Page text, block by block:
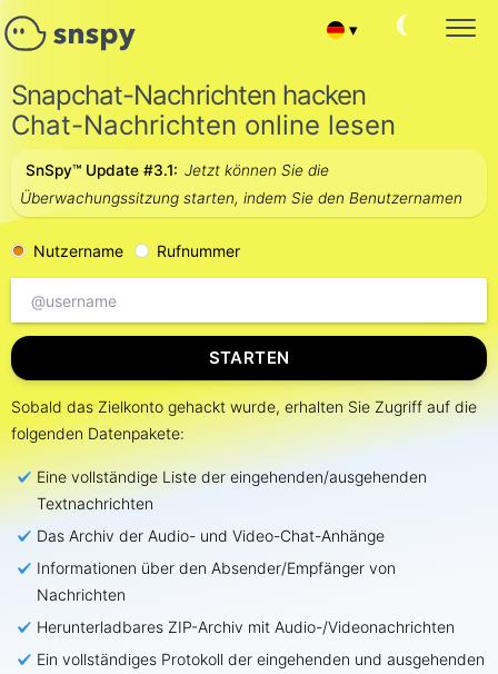
▾
Español
Français
English
中文
Portuguese (Brazil)
Italiano
SNAPCHAT PASSWORT HACK
Überwachung des Zielkontos
SNAPCHAT-KONVERSATIONEN LESEN
Chat-Nachrichten lesen
FREUNDE UND ABONNENTEN VERFOLGEN
SNAPCHAT-KONTO WIEDERHERSTELLEN
Gelöschten Chat wiederherstellen
SNAPCHAT AKTUELLER STANDORT
Herausfinden, wo sich der Nutzer befindet
SNAPCHAT-ANRUFE HACKEN
Hack Snapchat Kontaktliste
Gruppenchat-Hack-App
FAQ
Partnerprogramm
Eigenschaften
Snapchat-Nachrichten hacken
Chat-Nachrichten online lesen
SnSpy™ Update #3.1: Jetzt können Sie die
Überwachungssitzung starten, indem Sie den Benutzernamen
Nutzername Rufnummer
STARTEN
Sobald das Zielkonto gehackt wurde, erhalten Sie Zugriff auf die
folgenden Datenpakete:
Eine vollständige Liste der eingehenden/ausgehenden
Textnachrichten
Das Archiv der Audio- und Video-Chat-Anhänge
Informationen über den Absender/Empfänger von
Nachrichten
Herunterladbares ZIP-Archiv mit Audio-/Videonachrichten
Ein vollständiges Protokoll der eingehenden und ausgehenden